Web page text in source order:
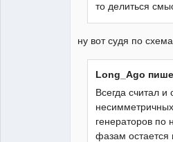
то делиться
ну вот судя по
Long_Ago
Всегда считал и
генераторов по
фазам остается